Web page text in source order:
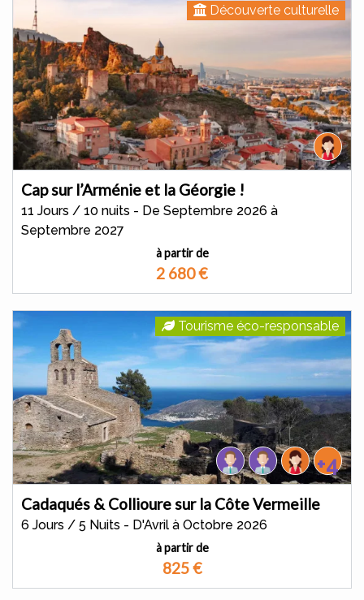
Découverte culturelle
Cap sur l’Arménie et la Géorgie !
11 Jours / 10 nuits - De Septembre 2026 à
Septembre 2027
à partir de
2 680€
Tourisme éco-responsable
+4
Cadaqués & Collioure sur la Côte Vermeille
6 Jours / 5 Nuits - D'Avril à Octobre 2026
à partir de
825€